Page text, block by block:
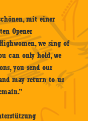
mit einer
Opener
we sing of
can only hold, we
you send our
may return to us